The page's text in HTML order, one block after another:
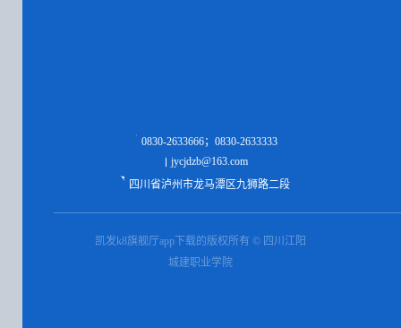
0830-2633666；0830-2633333
jycjdzb@163.com
四川省泸州市龙马潭区九狮路二段
凯发k8旗舰厅app下载的版权所有 © 四川江阳
城建职业学院